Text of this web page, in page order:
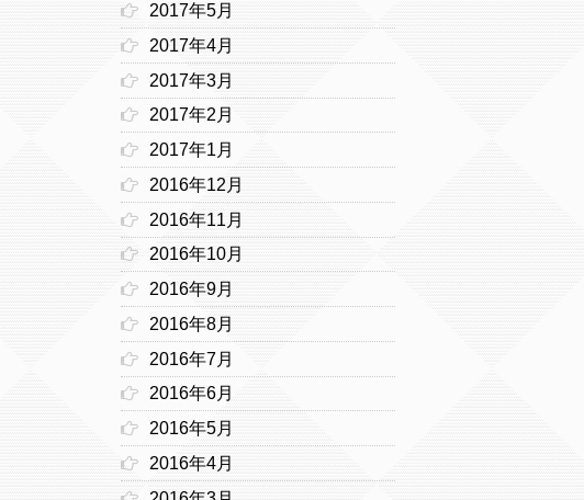
2017年5月
2017年4月
2017年3月
2017年2月
2017年1月
2016年12月
2016年11月
2016年10月
2016年9月
2016年8月
2016年7月
2016年6月
2016年5月
2016年4月